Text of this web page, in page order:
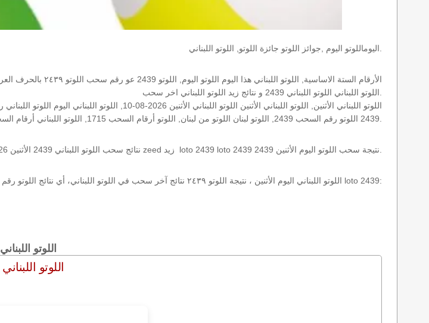
اللوتو اللبناني اليوم الأثنين ، نتيجة اللوتو ٢٤٣٩ نتائج آخر سحب في اللوتو اللبناني، أي نتائج اللوتو رقم السحب 2439 اليوم الأثنين 2026-08-10 loto 2439:
اللوتو اللبناني
اللوتو اللبناني